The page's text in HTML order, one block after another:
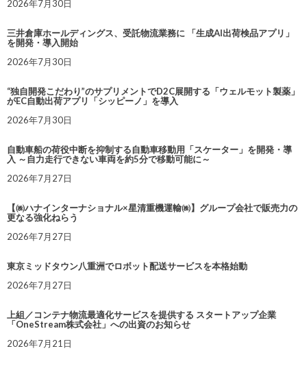
2026年7月30日
三井倉庫ホールディングス、受託物流業務に 「生成AI出荷検品アプリ」
を開発・導入開始
2026年7月30日
“独自開発こだわり”のサプリメントでD2C展開する「ウェルモット製薬」
がEC自動出荷アプリ「シッピーノ」を導入
2026年7月30日
自動車船の荷役中断を抑制する自動車移動用「スケーター」を開発・導
入 ～自力走行できない車両を約5分で移動可能に～
2026年7月27日
【㈱ハナインターナショナル×星清重機運輸㈱】グループ会社で販売力の
更なる強化ねらう
2026年7月27日
東京ミッドタウン八重洲でロボット配送サービスを本格始動
2026年7月27日
上組／コンテナ物流最適化サービスを提供する スタートアップ企業
「OneStream株式会社」への出資のお知らせ
2026年7月21日